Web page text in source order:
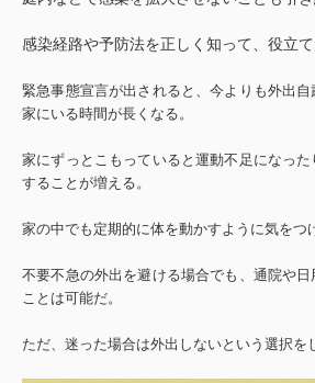
感染経路や予防法を正しく知って、役立て
緊急事態宣言が出されると、今よりも外出
家にいる時間が長くなる。
家にずっとこもっていると運動不足になった
することが増える。
家の中でも定期的に体を動かすように気をつ
不要不急の外出を避ける場合でも、通院や
ことは可能だ。
ただ、迷った場合は外出しないという選択を